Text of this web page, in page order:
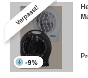
Verpasst!
-9%